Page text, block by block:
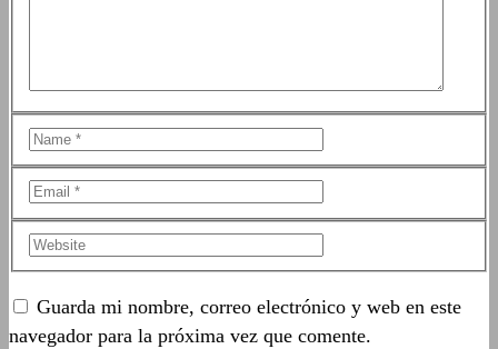
Guarda mi nombre, correo electrónico y web en este
navegador para la próxima vez que comente.